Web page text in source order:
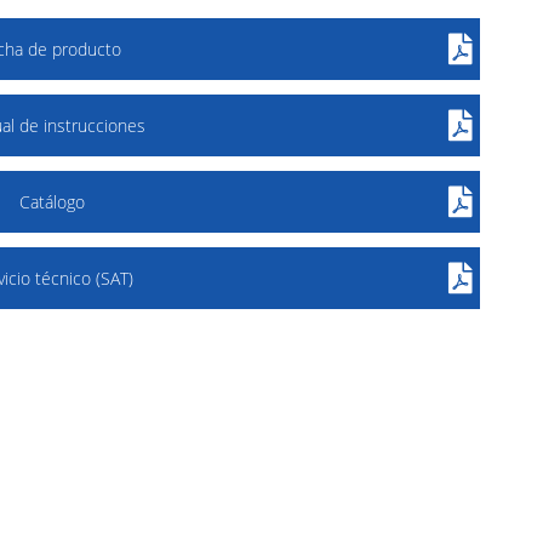
de producto
de instrucciones
Catálogo
técnico (SAT)